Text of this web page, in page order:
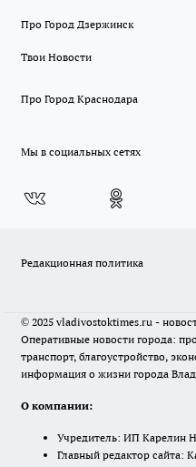
Про Город Дзержинск
Твои Новости
Про Город Краснодара
Мы в социальных сетях
Редакционная политика
© 2025 vladivostoktimes.ru -
Оперативные новости города:
транспорт, благоустройство,
информация о жизни города
О компании:
Учредитель: ИП Карелин
Главный редактор сайта: